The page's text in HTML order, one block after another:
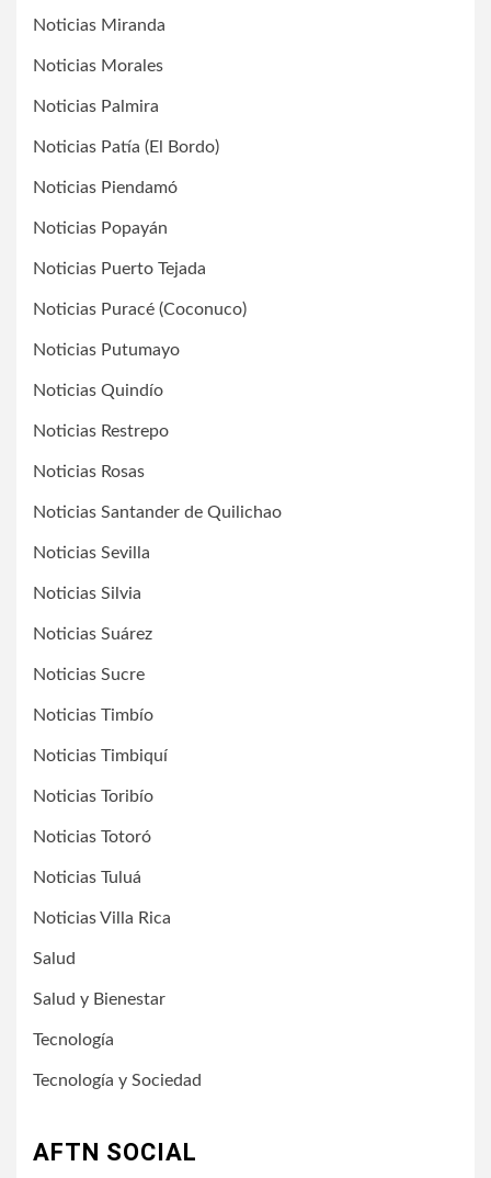
Noticias Miranda
Noticias Morales
Noticias Palmira
Noticias Patía (El Bordo)
Noticias Piendamó
Noticias Popayán
Noticias Puerto Tejada
Noticias Puracé (Coconuco)
Noticias Putumayo
Noticias Quindío
Noticias Restrepo
Noticias Rosas
Noticias Santander de Quilichao
Noticias Sevilla
Noticias Silvia
Noticias Suárez
Noticias Sucre
Noticias Timbío
Noticias Timbiquí
Noticias Toribío
Noticias Totoró
Noticias Tuluá
Noticias Villa Rica
Salud
Salud y Bienestar
Tecnología
Tecnología y Sociedad
AFTN SOCIAL